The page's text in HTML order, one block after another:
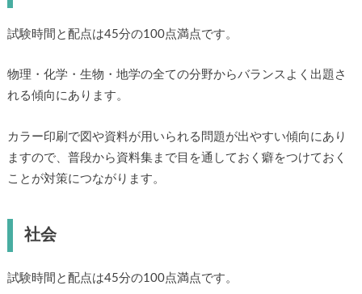
試験時間と配点は45分の100点満点です。
物理・化学・生物・地学の全ての分野からバランスよく出題さ
れる傾向にあります。
カラー印刷で図や資料が用いられる問題が出やすい傾向にあり
ますので、普段から資料集まで目を通しておく癖をつけておく
ことが対策につながります。
社会
試験時間と配点は45分の100点満点です。